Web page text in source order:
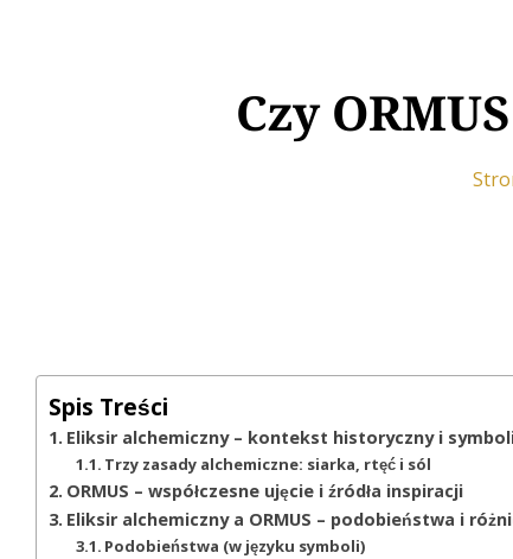
Czy
Spis Treści
Eliksir alchemiczny – kontekst historyczny i
Trzy zasady alchemiczne: siarka, rtęć i sól
ORMUS – współczesne ujęcie i źródła inspiracji
Eliksir alchemiczny a ORMUS – podobieństwa i
Podobieństwa (w języku symboli)